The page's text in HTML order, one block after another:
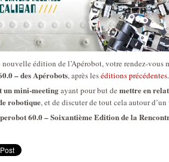
nouvelle édition de l’Apérobot, votre rendez-
– des Apérobots, après leséditions précédentes.
un mini-meetingayant pour but de mettre en
robotique, et de discuter de tout cela autour d’un
60.0 – Soixantième Edition de la